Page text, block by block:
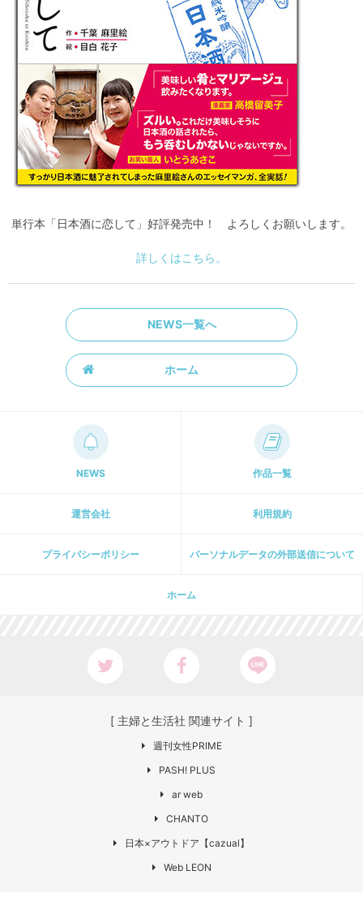
単行本「日本酒に恋して」好評発売中！ よろしくお願いします。
詳しくはこちら。
NEWS一覧へ
ホーム
NEWS 作品一覧
運営会社 利用規約
プライパシーポリシー パーソナルデータの外部送信について
ホーム
[ 主婦と生活社 関連サイト ]
週刊女性PRIME
PASH! PLUS
ar web
CHANTO
日本×アウトドア【cazual】
Web LEON